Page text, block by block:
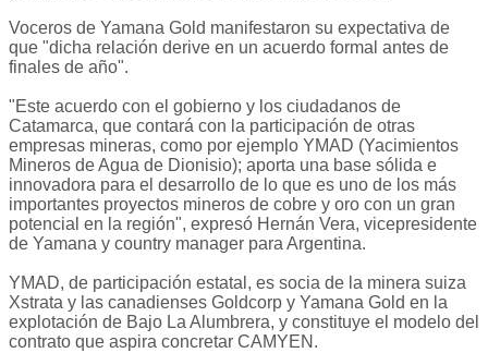
Voceros de Yamana Gold manifestaron su expectativa de
que "dicha relación derive en un acuerdo formal antes de
finales de año".
"Este acuerdo con el gobierno y los ciudadanos de
Catamarca, que contará con la participación de otras
empresas mineras, como por ejemplo YMAD (Yacimientos
Mineros de Agua de Dionisio); aporta una base sólida e
innovadora para el desarrollo de lo que es uno de los más
importantes proyectos mineros de cobre y oro con un gran
potencial en la región", expresó Hernán Vera, vicepresidente
de Yamana y country manager para Argentina.
YMAD, de participación estatal, es socia de la minera suiza
Xstrata y las canadienses Goldcorp y Yamana Gold en la
explotación de Bajo La Alumbrera, y constituye el modelo del
contrato que aspira concretar CAMYEN.